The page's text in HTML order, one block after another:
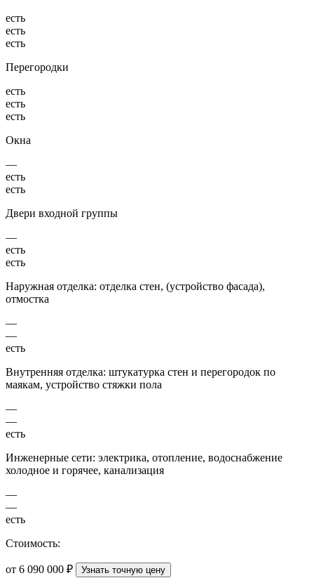
есть
есть
есть
Перегородки
есть
есть
есть
Окна
—
есть
есть
Двери входной группы
—
есть
есть
Наружная отделка: отделка стен, (устройство фасада),
отмостка
—
—
есть
Внутренняя отделка: штукатурка стен и перегородок по
маякам, устройство стяжки пола
—
—
есть
Инженерные сети: электрика, отопление, водоснабжение
холодное и горячее, канализация
—
—
есть
Стоимость:
от 6 090 000 ₽ Узнать точную цену